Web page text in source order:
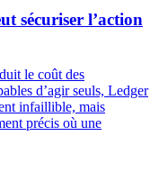
sécuriser l’action
le coût des
d’agir seuls, Ledger
infaillible, mais
précis où une